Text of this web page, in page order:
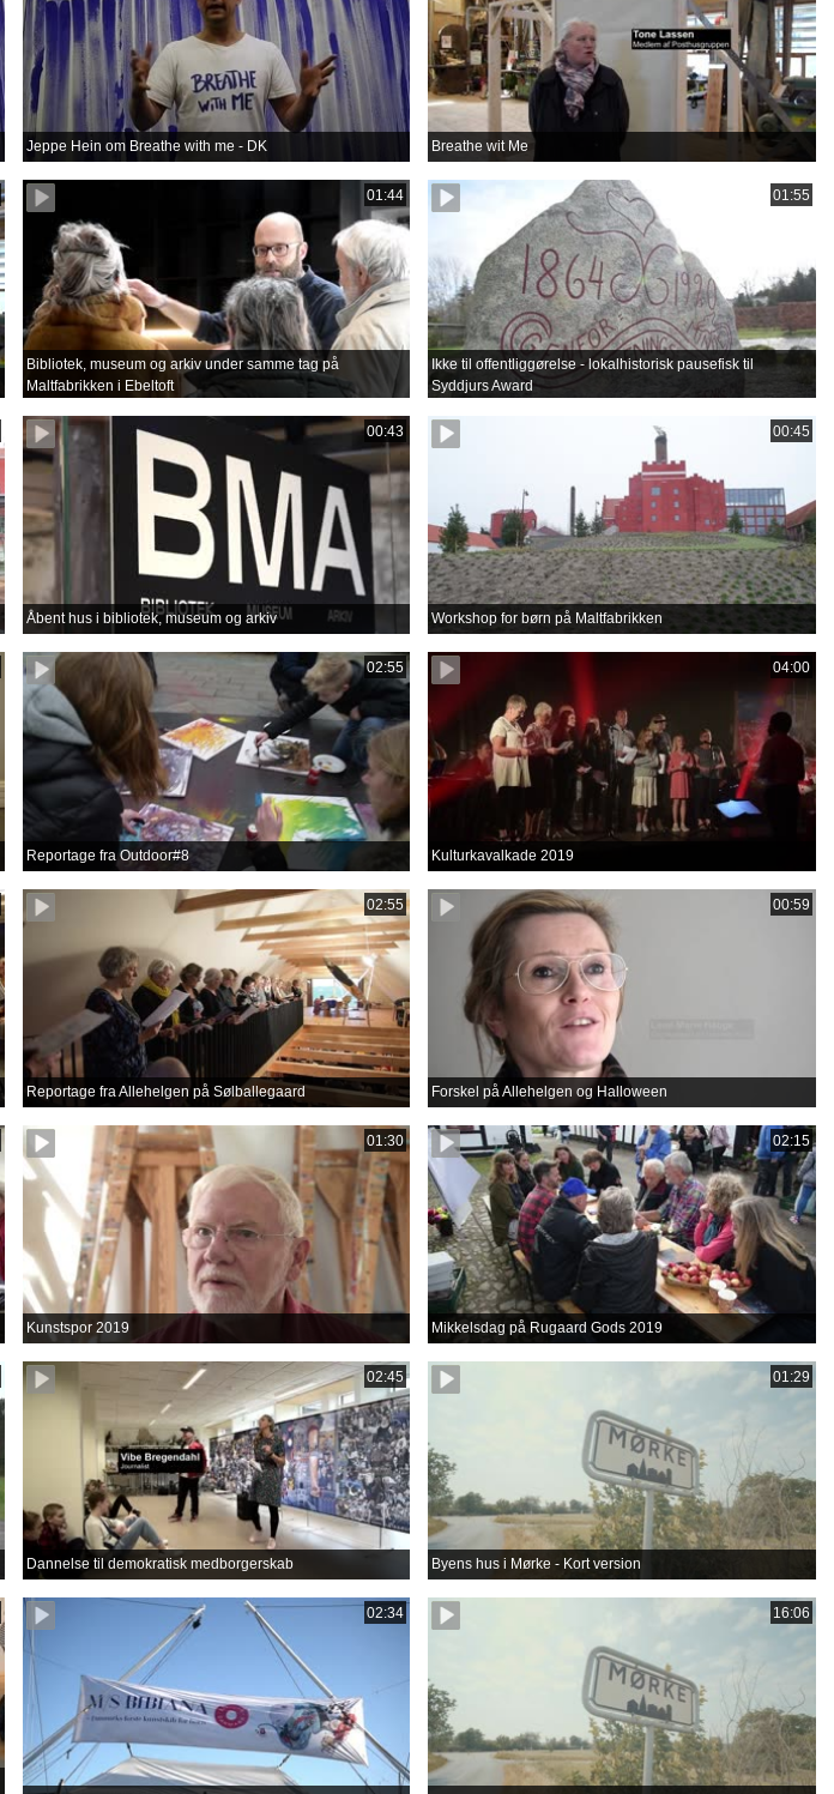
Jeppe Hein om Breathe with me - DK Breathe wit Me
01:44
Bibliotek, museum og arkiv under samme tag på
Maltfabrikken i Ebeltoft
01:55
Ikke til offentliggørelse - lokalhistorisk pausefisk til
Syddjurs Award
00:43
Åbent hus i bibliotek, museum og arkiv
00:45
Workshop for børn på Maltfabrikken
02:55
Reportage fra Outdoor#8
04:00
Kulturkavalkade 2019
02:55
Reportage fra Allehelgen på Sølballegaard
00:59
Forskel på Allehelgen og Halloween
01:30
Kunstspor 2019
02:15
Mikkelsdag på Rugaard Gods 2019
02:45
Dannelse til demokratisk medborgerskab
01:29
Byens hus i Mørke - Kort version
02:34 16:06